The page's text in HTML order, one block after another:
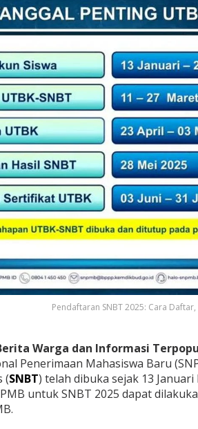
Pendaftaran SNBT 2025: Cara
Warga dan Informasi
Penerimaan Mahasiswa Baru
(SNBT) telah dibuka sejak 13
untuk SNBT 2025 dapat